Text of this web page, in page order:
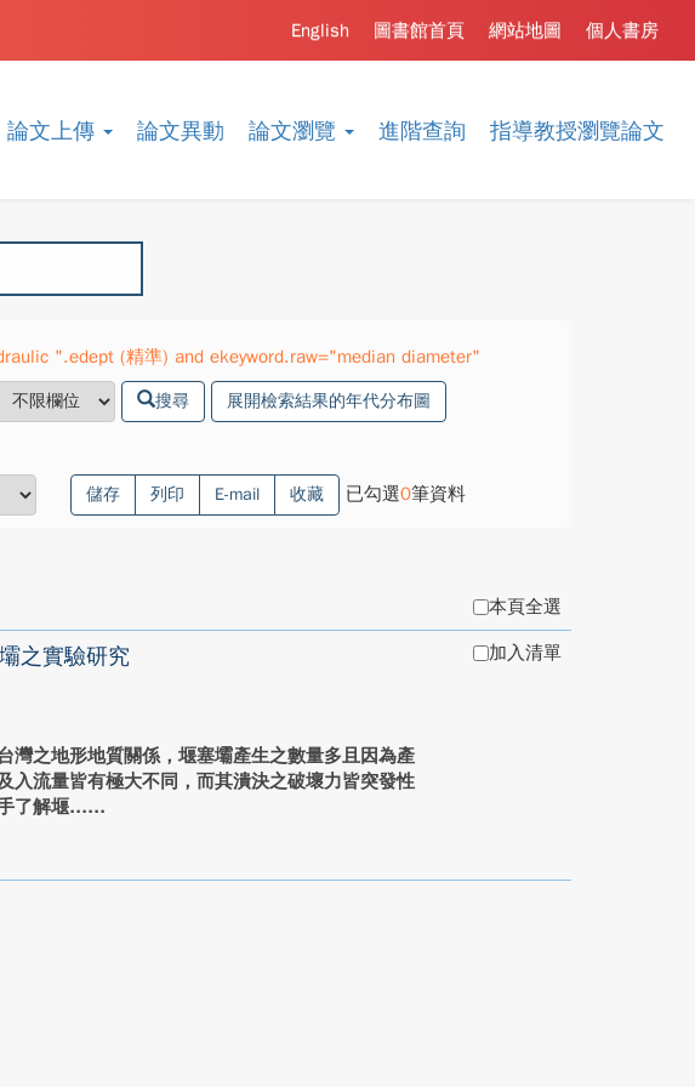
論文上傳 論文異動 論文瀏覽 進階查詢 指導教授瀏覽論文
個人書房
網站地圖
圖書館首頁
English
".edept (精準) and ekeyword.raw="median diameter"
搜尋 展開檢索結果的年代分布圖
儲存 列印 E-mail 收藏 已勾選0筆資料
本頁全選
之實驗研究
灣之地形地質關係，堰塞壩產生之數量多且因為產
入流量皆有極大不同，而其潰決之破壞力皆突發性
了解堰...
加入清單